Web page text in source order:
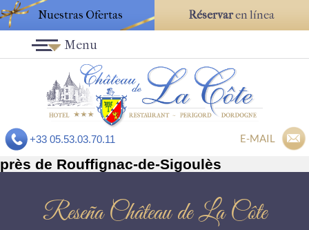
Nuestras Ofertas Réservaren línea
+33 05.53.03.70.11 E-MAIL
Menu
près de Rouffignac-de-Sigoulès
Reseña Château de La Côte